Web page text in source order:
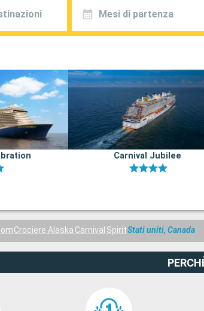
Mesi di partenza
Carnival Jubilee
Crociere Alaska Carnival SpiritStati uniti, Canada